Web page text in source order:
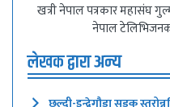
खत्री नेपाल पत्रकार महासंघ
नेपाल
लेखक द्वारा अन्य